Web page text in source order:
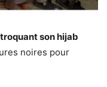
son hijab
noires pour